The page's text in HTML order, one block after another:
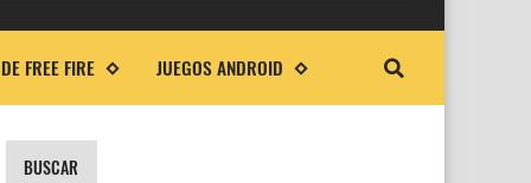
FREE FIRE JUEGOS ANDROID
BUSCAR